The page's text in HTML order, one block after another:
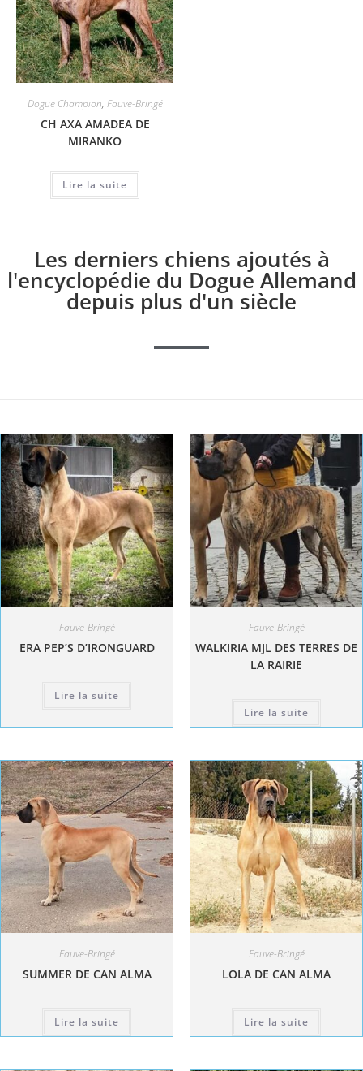
Dogue Champion, Fauve-Bringé
CH AXA AMADEA DE
MIRANKO
Lire la suite
Les derniers chiens ajoutés à
l'encyclopédie du Dogue Allemand
depuis plus d'un siècle
Fauve-Bringé
ERA PEP’S D’IRONGUARD
Lire la suite
Fauve-Bringé
WALKIRIA MJL DES TERRES DE
LA RAIRIE
Lire la suite
Fauve-Bringé
SUMMER DE CAN ALMA
Lire la suite
Fauve-Bringé
LOLA DE CAN ALMA
Lire la suite